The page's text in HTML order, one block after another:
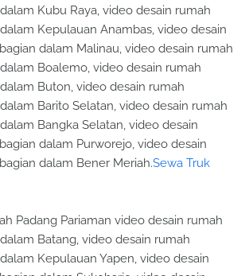
Kubu Raya, video desain rumah
Kepulauan Anambas, video desain
dalam Malinau, video desain rumah
Boalemo, video desain rumah
Buton, video desain rumah
Barito Selatan, video desain rumah
Bangka Selatan, video desain
dalam Purworejo, video desain
dalam Bener Meriah.Sewa Truk
Padang Pariaman video desain rumah
Batang, video desain rumah
Kepulauan Yapen, video desain